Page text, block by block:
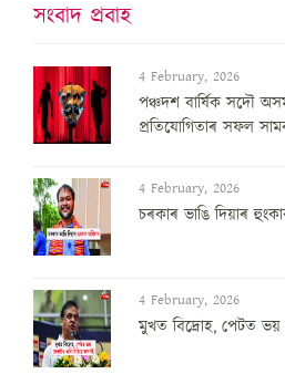
সংবাদ প্ৰবাহ
4 February, 2026
পঞ্চদশ বার্ষিক সদৌ
প্রতিযোগিতাৰ সফল
4 February, 2026
চৰকাৰ ভাঙি দিয়াৰ
4 February, 2026
মুখত বিদ্ৰোহ, পেটত ভয়